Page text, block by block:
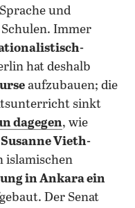
und
Immer
hat deshalb
aufzubauen; die
sinkt
dagegen, wie
Vieth-
islamischen
in Ankara ein
Der Senat